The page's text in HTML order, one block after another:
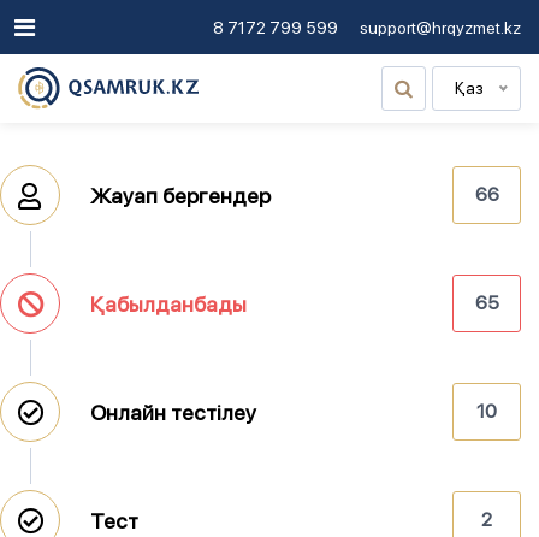
8 7172 799 599 support@hrqyzmet.kz
Қаз
Жауап бергендер 66
Қабылданбады 65
Онлайн тестілеу 10
Тест 2